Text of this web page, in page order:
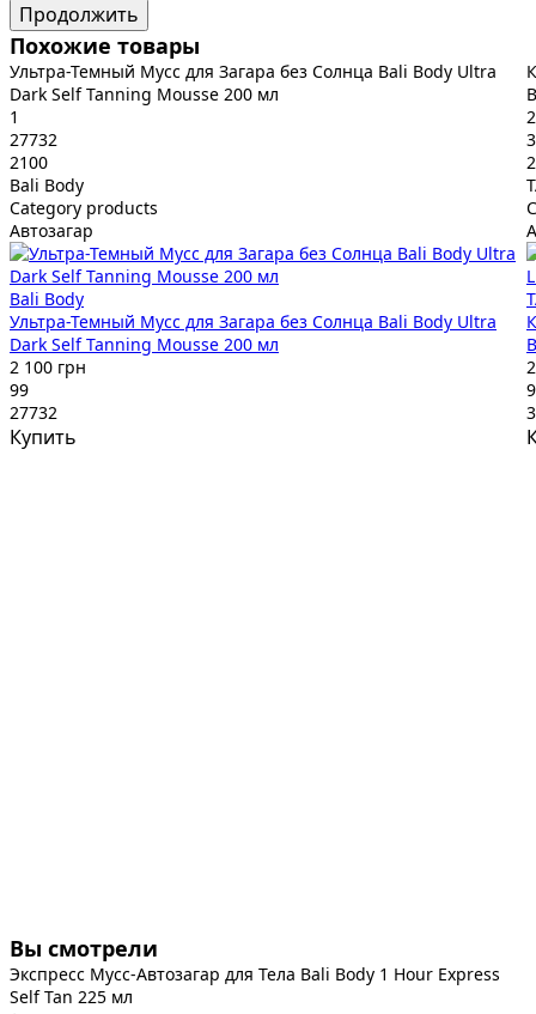
Продолжить
Похожие товары
Ультра-Темный Мусс для Загара без Солнца Bali Body Ultra
Dark Self Tanning Mousse 200 мл
1
27732
2100
Bali Body
Category products
Автозагар
Bali Body
Ультра-Темный Мусс для Загара без Солнца Bali Body Ultra
Dark Self Tanning Mousse 200 мл
2 100 грн
99
27732
Купить
2
Вы смотрели
Экспресс Мусс-Автозагар для Тела Bali Body 1 Hour Express
Self Tan 225 мл